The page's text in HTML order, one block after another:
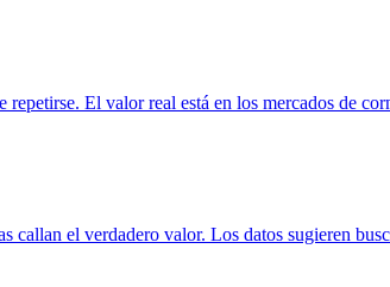
El valor real está en los mercados de
el verdadero valor. Los datos sugieren